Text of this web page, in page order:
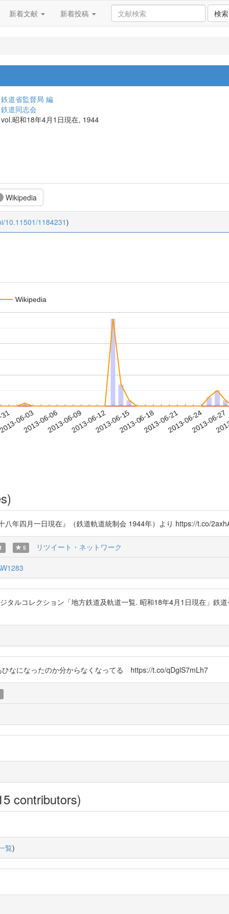
新着文献 新着投稿 検索
鉄道省監督局 編
鉄道同志会
vol.昭和18年4月1日現在, 1944
Wikipedia
10.11501/1184231)
Wikipedia
06-03
2013-06-062013-06-092013-06-122013-06-152013-06-182013-06-212013-06-242013-06-27
年四月一日現在』（鉄道軌道統制会 1944年）より https://t.co/
5 リツイート・ネットワーク
タルコレクション「地方鉄道及軌道一覧. 昭和18年4月1日現在」鉄
なになったのか分からなくなってる https://t.co/qDglS7mLh7
contributors)
覧)